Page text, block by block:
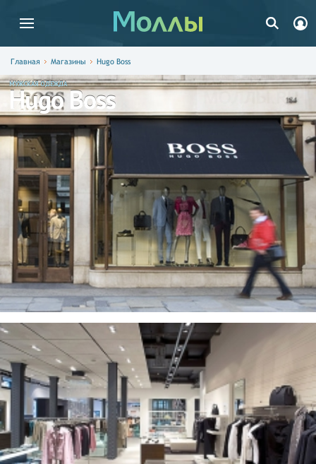
Главная Магазины Hugo Boss
МУЖСКАЯ ОДЕЖДА
Hugo Boss